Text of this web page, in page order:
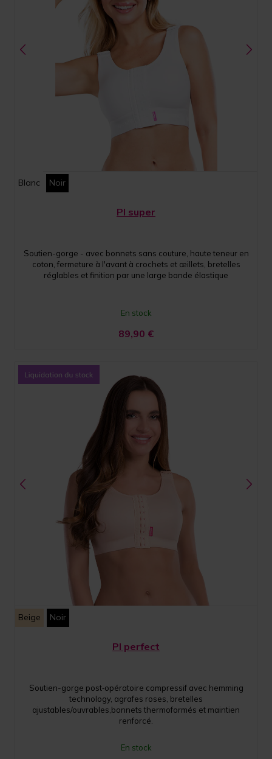
Blanc Noir
PI super
Soutien-gorge - avec bonnets sans couture, haute teneur en
coton, fermeture à l'avant à crochets et œillets, bretelles
réglables et finition par une large bande élastique
En stock
89,90 €
Beige Noir
PI perfect
Soutien-gorge post‑opératoire compressif avec hemming
technology, agrafes roses, bretelles
ajustables/ouvrables,bonnets thermoformés et maintien
renforcé.
En stock